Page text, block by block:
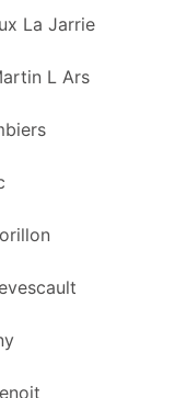
La Jarrie
L Ars